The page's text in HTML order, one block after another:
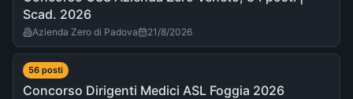
Scad. 2026
Azienda Zero di Padova 21/8/2026
56 posti
Concorso Dirigenti Medici ASL Foggia 2026